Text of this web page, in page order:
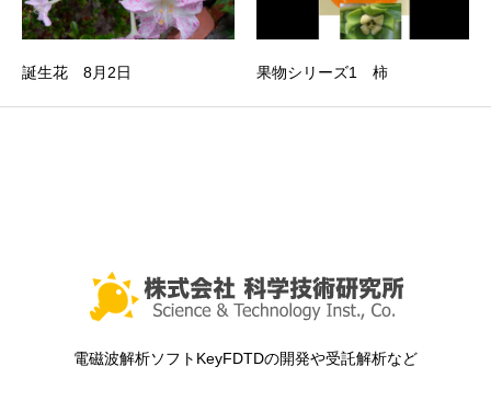
誕生花 8月2日 果物シリーズ1 柿
電磁波解析ソフトKeyFDTDの開発や受託解析など